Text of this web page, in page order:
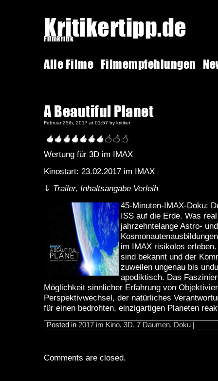
Kritikertipp.de
Filmkritik
Alle Filme Filmempfehlungen
A Beautiful Planet
Februar 25th, 2017 at 01:57 by kritiker
Wertung für 3D im IMAX
Kinostart: 23.02.2017 im IMAX
⇓ Trailer, Inhaltsangabe Verleih
45-Minuten-IMAX-Doku:
ISS auf die Erde. Was
jahrzehntelange Astro- und
im IMAX risikolos
sind bekannt und der
zuweilen ungenau bis
apodiktisch. Das
Möglichkeit sinnlicher Erfahrung von
Perspektivwechsel, der natürliches
für einen bedrohten, einzigartigen Planeten
Posted in 2017 im Kino, 3D, 7 Daumen, Doku |
Comments are closed.